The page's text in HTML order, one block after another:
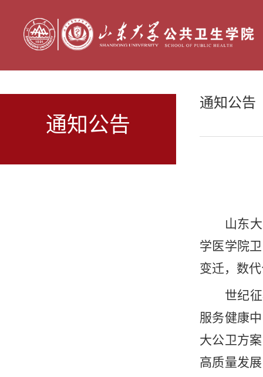
通知公告
通知公告
山东
学医学院
变迁，数
世纪
服务健康
大公卫方
高质量发